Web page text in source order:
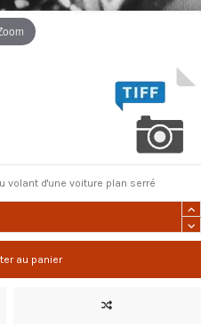
volant d'une voiture plan serré
au panier